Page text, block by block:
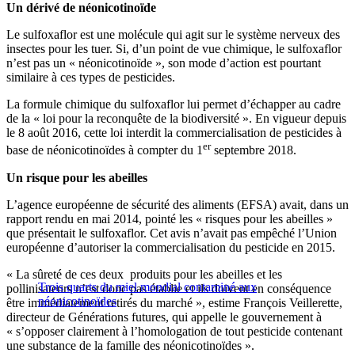
Un dérivé de néonicotinoïde
Le sulfoxaflor est une molécule qui agit sur le système nerveux des
insectes pour les tuer. Si, d’un point de vue chimique, le sulfoxaflor
n’est pas un « néonicotinoïde », son mode d’action est pourtant
similaire à ces types de pesticides.
La formule chimique du sulfoxaflor lui permet d’échapper au cadre
de la « loi pour la reconquête de la biodiversité ». En vigueur depuis
le 8 août 2016, cette loi interdit la commercialisation de pesticides à
base de néonicotinoïdes à compter du 1erseptembre 2018.
Un risque pour les abeilles
L’agence européenne de sécurité des aliments (EFSA) avait, dans un
rapport rendu en mai 2014, pointé les « risques pour les abeilles »
que présentait le sulfoxaflor. Cet avis n’avait pas empêché l’Union
européenne d’autoriser la commercialisation du pesticide en 2015.
Trois quarts du miel mondial contaminé aux
néonicotinoïdes
« La sûreté de ces deux produits pour les abeilles et les
pollinisateurs n’est donc pas établie et ils doivent en conséquence
être immédiatement retirés du marché », estime François Veillerette,
directeur de Générations futures, qui appelle le gouvernement à
« s’opposer clairement à l’homologation de tout pesticide contenant
une substance de la famille des néonicotinoïdes ».